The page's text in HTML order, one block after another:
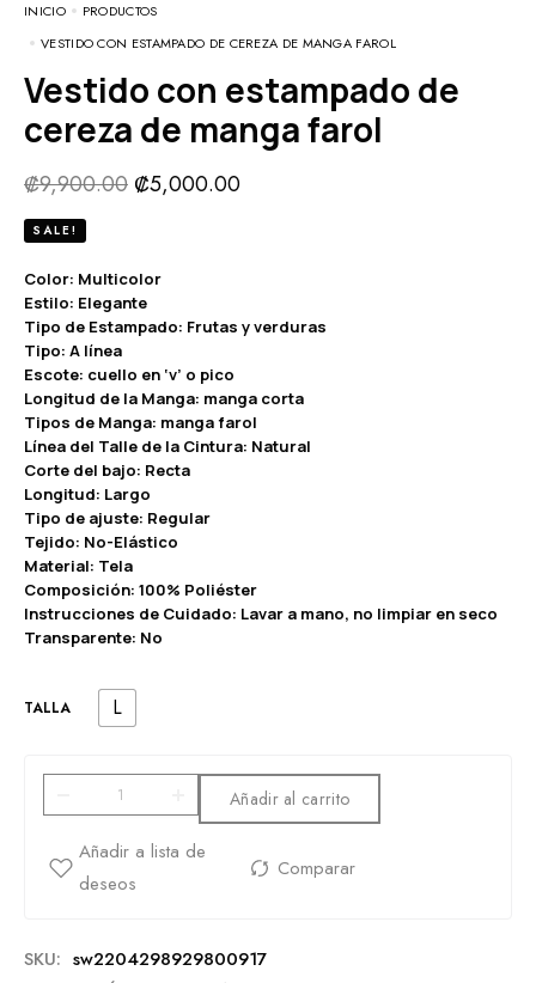
INICIO
PRODUCTOS
VESTIDO CON ESTAMPADO DE CEREZA DE MANGA FAROL
Vestido con estampado de
cereza de manga farol
₡9,900.00 ₡5,000.00
SALE!
Color: Multicolor
Estilo: Elegante
Tipo de Estampado: Frutas y verduras
Tipo: A línea
Escote: cuello en ‘v’ o pico
Longitud de la Manga: manga corta
Tipos de Manga: manga farol
Línea del Talle de la Cintura: Natural
Corte del bajo: Recta
Longitud: Largo
Tipo de ajuste: Regular
Tejido: No-Elástico
Material: Tela
Composición: 100% Poliéster
Instrucciones de Cuidado: Lavar a mano, no limpiar en seco
Transparente: No
TALLA L
Añadir al carrito
SKU: sw2204298929800917